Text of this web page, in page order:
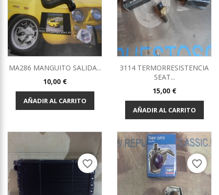
MA286 MANGUITO SALIDA...
Precio
10,00 €
AÑADIR AL CARRITO
3114 TERMORRESISTENCIA
SEAT...
Precio
15,00 €
AÑADIR AL CARRITO
favorite_border favorite_border